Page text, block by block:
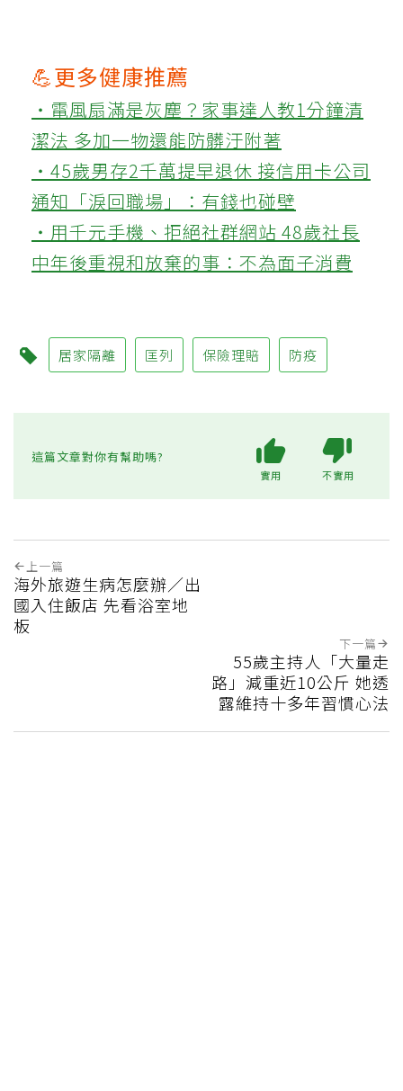
💪更多健康推薦
‧電風扇滿是灰塵？家事達人教1分鐘清
潔法 多加一物還能防髒汙附著
‧45歲男存2千萬提早退休 接信用卡公司
通知「淚回職場」：有錢也碰壁
‧用千元手機、拒絕社群網站 48歲社長
中年後重視和放棄的事：不為面子消費
居家隔離 匡列 保險理賠 防疫
這篇文章對你有幫助嗎?
實用 不實用
上一篇
海外旅遊生病怎麼辦／出
國入住飯店 先看浴室地
板
下一篇
55歲主持人「大量走
路」減重近10公斤 她透
露維持十多年習慣心法